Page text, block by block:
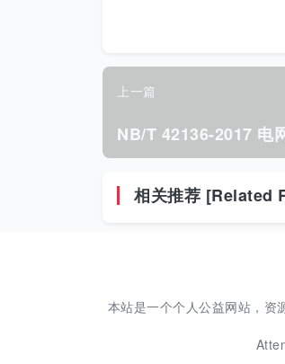
上一篇
相关推荐 [Related
本站是一个个人公益网站，资